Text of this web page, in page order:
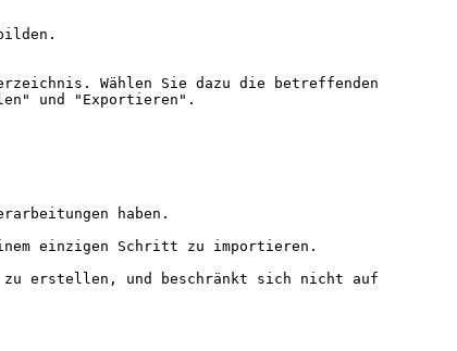
Wählen Sie dazu die betreffenden
und "Exportieren".
haben.
einzigen Schritt zu importieren.
erstellen, und beschränkt sich nicht auf